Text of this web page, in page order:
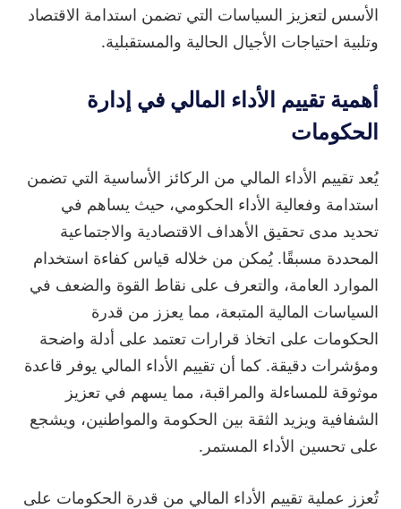
الأسس لتعزيز السياسات التي تضمن استدامة الاقتصاد
وتلبية احتياجات الأجيال الحالية والمستقبلية.
أهمية تقييم الأداء المالي في إدارة
الحكومات
يُعد تقييم الأداء المالي من الركائز الأساسية التي تضمن
استدامة وفعالية الأداء الحكومي، حيث يساهم في
تحديد مدى تحقيق الأهداف الاقتصادية والاجتماعية
المحددة مسبقًا. يُمكن من خلاله قياس كفاءة استخدام
الموارد العامة، والتعرف على نقاط القوة والضعف في
السياسات المالية المتبعة، مما يعزز من قدرة
الحكومات على اتخاذ قرارات تعتمد على أدلة واضحة
ومؤشرات دقيقة. كما أن تقييم الأداء المالي يوفر قاعدة
موثوقة للمساءلة والمراقبة، مما يسهم في تعزيز
الشفافية ويزيد الثقة بين الحكومة والمواطنين، ويشجع
على تحسين الأداء المستمر.
تُعزز عملية تقييم الأداء المالي من قدرة الحكومات على